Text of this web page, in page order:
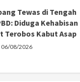
Tewas di Tengah
Diduga Kehabisan
Terobos Kabut Asap
06/08/2026